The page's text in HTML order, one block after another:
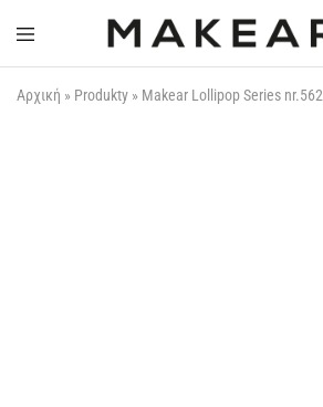
Makear-
Αρχική » Produkty » Makear Lollipop Series nr.562